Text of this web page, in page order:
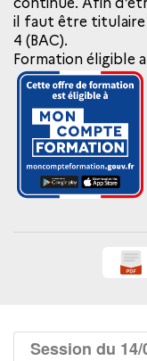
il faut être titulaire
4 (BAC).
Formation éligible
Session du 14/